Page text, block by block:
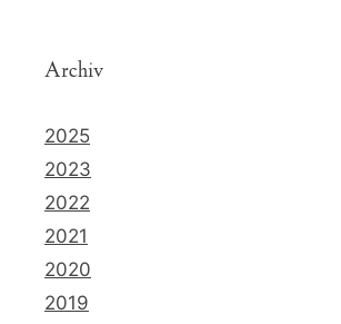
Archiv
2025
2023
2022
2021
2020
2019